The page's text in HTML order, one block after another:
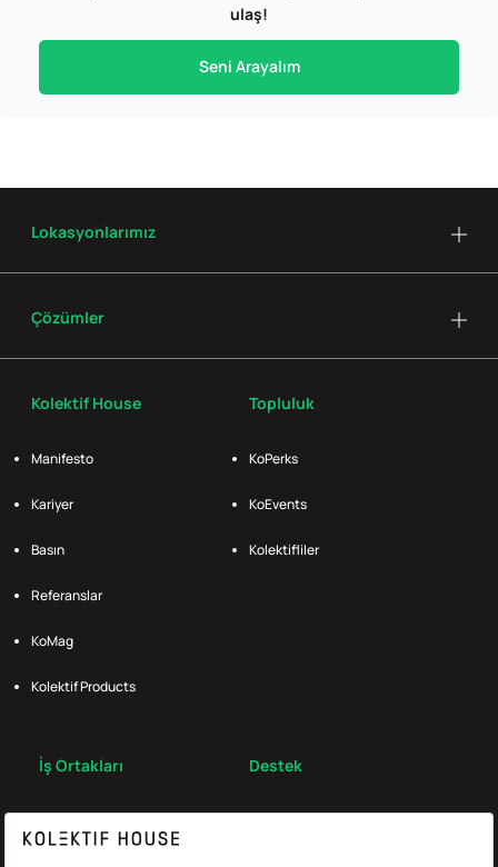
ulaş!
Seni Arayalım
Kolektif House
Manifesto
Kariyer
Basın
Referanslar
KoMag
Kolektif Products
Topluluk
KoPerks
KoEvents
Kolektifliler
İş Ortakları Destek
Lokasyonlarımız
Çözümler